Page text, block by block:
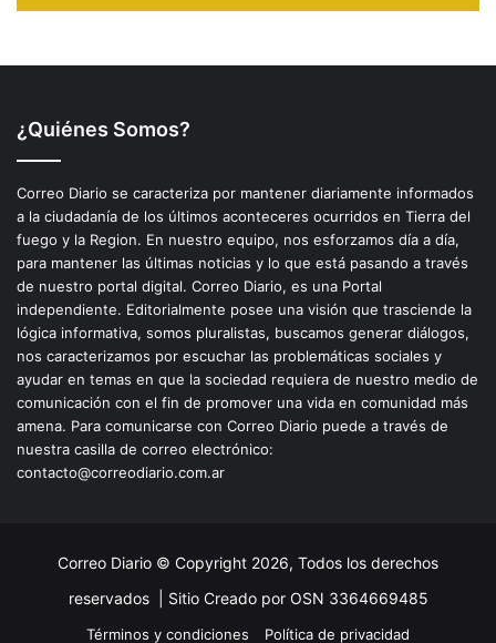
¿Quiénes Somos?
Correo Diario se caracteriza por mantener diariamente informados
a la ciudadanía de los últimos aconteceres ocurridos en Tierra del
fuego y la Region. En nuestro equipo, nos esforzamos día a día,
para mantener las últimas noticias y lo que está pasando a través
de nuestro portal digital. Correo Diario, es una Portal
independiente. Editorialmente posee una visión que trasciende la
lógica informativa, somos pluralistas, buscamos generar diálogos,
nos caracterizamos por escuchar las problemáticas sociales y
ayudar en temas en que la sociedad requiera de nuestro medio de
comunicación con el fin de promover una vida en comunidad más
amena. Para comunicarse con Correo Diario puede a través de
nuestra casilla de correo electrónico:
contacto@correodiario.com.ar
Correo Diario © Copyright 2026, Todos los derechos
reservados | Sitio Creado por OSN 3364669485
Términos y condiciones Política de privacidad